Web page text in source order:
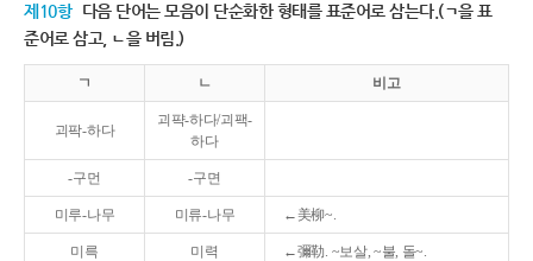
제10항 다음 단어는 모음이 단순화한 형태를 표준어로 삼는다.(ㄱ을 표
준어로 삼고, ㄴ을 버림.)
ㄱ ㄴ 비고
괴팍-하다
괴퍅-하다/괴팩-
하다
-구먼 -구면
미루-나무 미류-나무 ←美柳~.
미륵 미력 ←彌勒. ~보살, ~불, 돌~.